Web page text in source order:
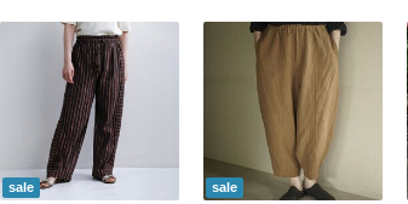
sale sale